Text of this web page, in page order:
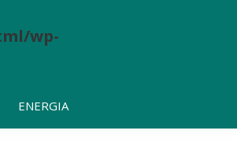
wp-
ENERGIA